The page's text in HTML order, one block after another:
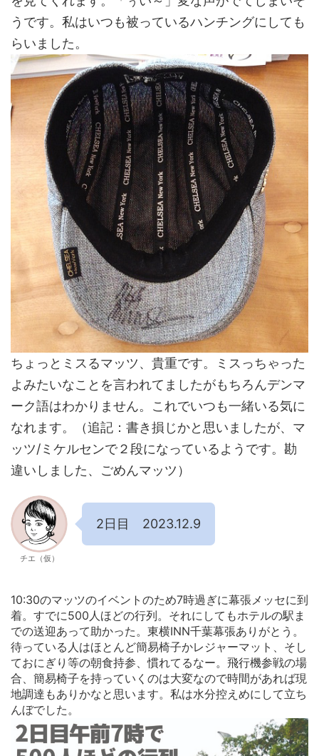
うです。私はいつも被っているハンチングにしても
らいました。
ちょっとミスるマッツ、貴重です。ミスっちゃった
よみたいなことを言われてましたがもちろんデンマ
ーク語はわかりません。これでいつも一緒いる気に
なれます。（追記：書き損じかと思いましたが、マ
ッツ/ミケルセンで２段になっているようです。勘
違いしました、ごめんマッツ）
チエ（仮）
2日目 2023.12.9
10:30のマッツのイベントのため7時過ぎに幕張メッセに到
着。すでに500人ほどの行列。それにしてもホテルの駅ま
での送迎あって助かった。東横INN千葉幕張ありがとう。
待っている人はほとんど簡易椅子かレジャーマット、そし
ておにぎり等の朝食持参、慣れてるなー。飛行機参戦の場
合、簡易椅子を持っていくのは大変なので時間があれば現
地調達もありかなと思います。私は水分控えめにして立ち
んぼでした。